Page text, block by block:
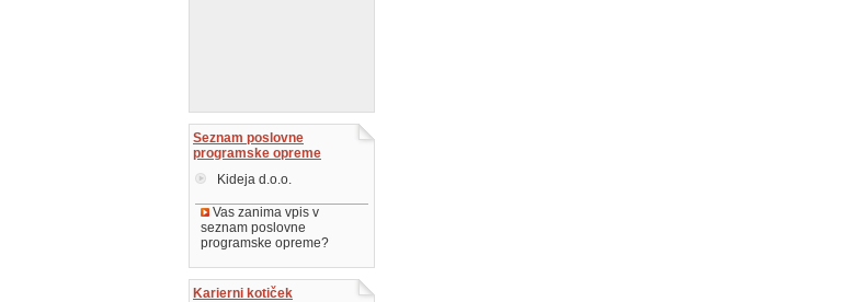
Seznam poslovne
programske opreme
Kideja d.o.o.
Vas zanima vpis v
seznam poslovne
programske opreme?
Karierni kotiček